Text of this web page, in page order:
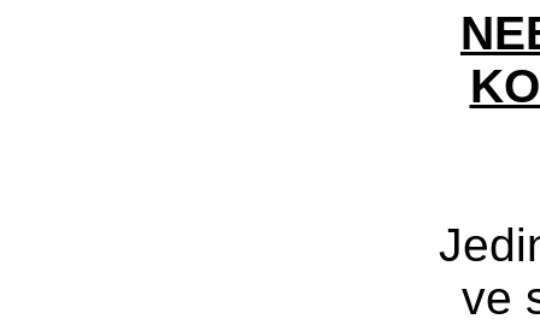
ve